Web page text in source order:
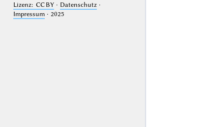
Lizenz: CC BY· Datenschutz·
Impressum· 2025